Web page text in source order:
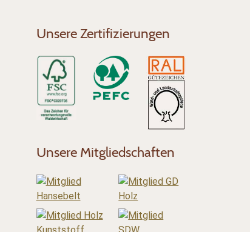
Unsere Zertifizierungen
Unsere Mitgliedschaften